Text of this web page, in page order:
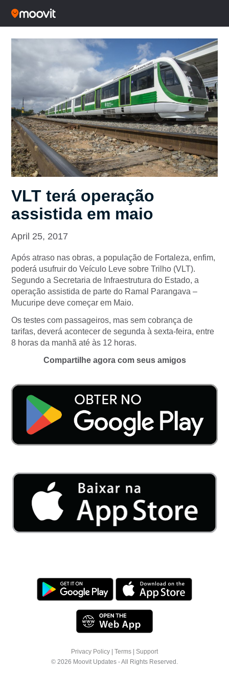
VLT terá operação
assistida em maio
April 25, 2017
Após atraso nas obras, a população de Fortaleza, enfim,
poderá usufruir do Veículo Leve sobre Trilho (VLT).
Segundo a Secretaria de Infraestrutura do Estado, a
operação assistida de parte do Ramal Parangava –
Mucuripe deve começar em Maio.
Os testes com passageiros, mas sem cobrança de
tarifas, deverá acontecer de segunda à sexta-feira, entre
8 horas da manhã até às 12 horas.
Compartilhe agora com seus amigos
Privacy Policy Terms
Support
© 2026 Moovit Updates - All Rights Reserved.